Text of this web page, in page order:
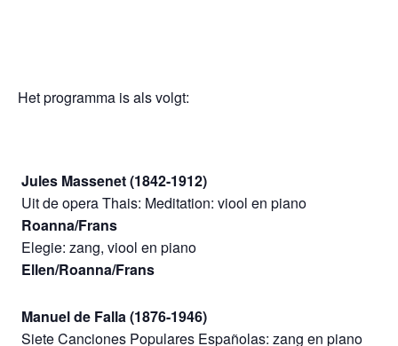
Het programma is als volgt:
Jules Massenet (1842-1912)
Uit de opera Thais: Meditation: viool en
Roanna/Frans
Elegie: zang, viool en
Ellen/Roanna/Frans
Manuel de Falla (1876-1946)
Siete Canciones Populares Españolas: zang en piano